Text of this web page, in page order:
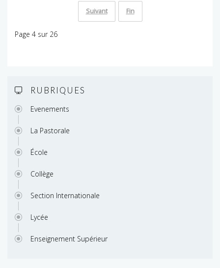
Suivant Fin
Page 4 sur 26
RUBRIQUES
Evenements
La Pastorale
École
Collège
Section Internationale
Lycée
Enseignement Supérieur